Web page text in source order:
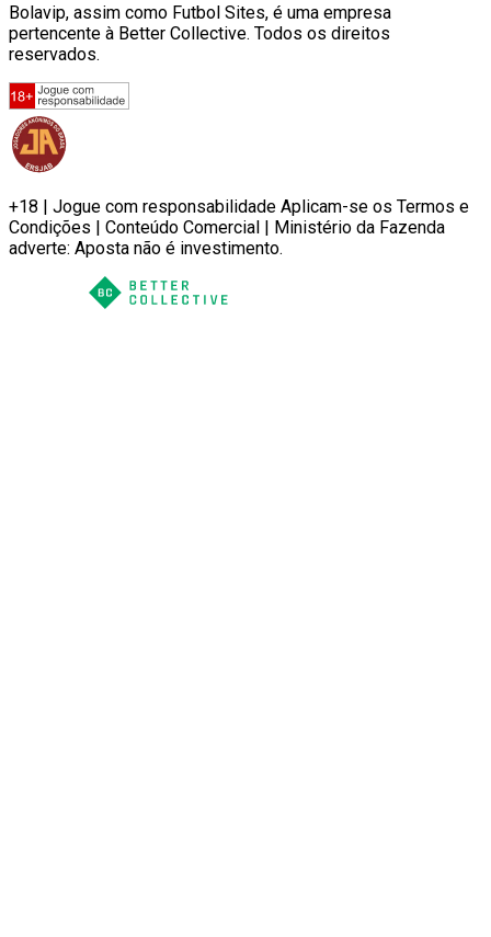
Bolavip, assim como Futbol Sites, é uma empresa
pertencente à Better Collective. Todos os direitos
reservados.
+18 | Jogue com responsabilidade Aplicam-se os Termos e
Condições | Conteúdo Comercial | Ministério da Fazenda
adverte: Aposta não é investimento.